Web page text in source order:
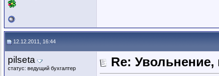
12.12.2011, 16:44
pilseta
статус: ведущий бухгалтер
Re: